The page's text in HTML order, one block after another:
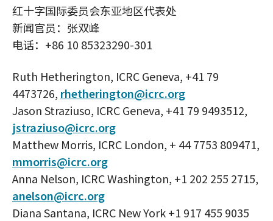
红十字国际委员会东亚地区代表处
新闻官员：张双峰
电话：+86 10 85323290-301
Ruth Hetherington, ICRC Geneva, +41 79
4473726, rhetherington@icrc.org
Jason Straziuso, ICRC Geneva, +41 79 9493512,
jstraziuso@icrc.org
Matthew Morris, ICRC London, + 44 7753 809471,
mmorris@icrc.org
Anna Nelson, ICRC Washington, +1 202 255 2715,
anelson@icrc.org
Diana Santana, ICRC New York +1 917 455 9035